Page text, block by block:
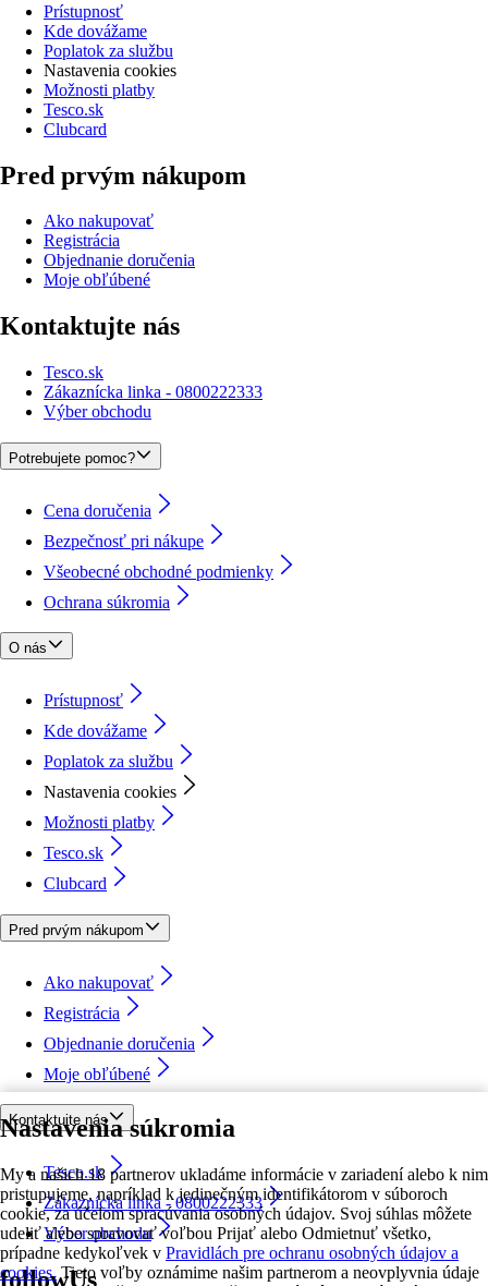
Nastavenia súkromia
My a našich 18 partnerov ukladáme informácie v zariadení alebo k nim
pristupujeme, napríklad k jedinečným identifikátorom v súboroch
cookie, za účelom spracúvania osobných údajov. Svoj súhlas môžete
udeliť alebo spravovať voľbou Prijať alebo Odmietnuť všetko,
prípadne kedykoľvek v Pravidlách pre ochranu osobných údajov a
cookies. Tieto voľby oznámime našim partnerom a neovplyvnia údaje
Prístupnosť
Kde dovážame
Poplatok za službu
Nastavenia cookies
Možnosti platby
Tesco.sk
Clubcard
Pred prvým nákupom
Ako nakupovať
Registrácia
Objednanie doručenia
Moje obľúbené
Kontaktujte nás
Tesco.sk
Zákaznícka linka - 0800222333
Výber obchodu
Potrebujete pomoc?
Cena doručenia
Bezpečnosť pri nákupe
Všeobecné obchodné podmienky
Ochrana súkromia
O nás
Prístupnosť
Kde dovážame
Poplatok za službu
Nastavenia cookies
Možnosti platby
Tesco.sk
Clubcard
Pred prvým nákupom
Ako nakupovať
Registrácia
Objednanie doručenia
Moje obľúbené
Kontaktujte nás
Tesco.sk
Zákaznícka linka - 0800222333
Výber obchodu
followUs